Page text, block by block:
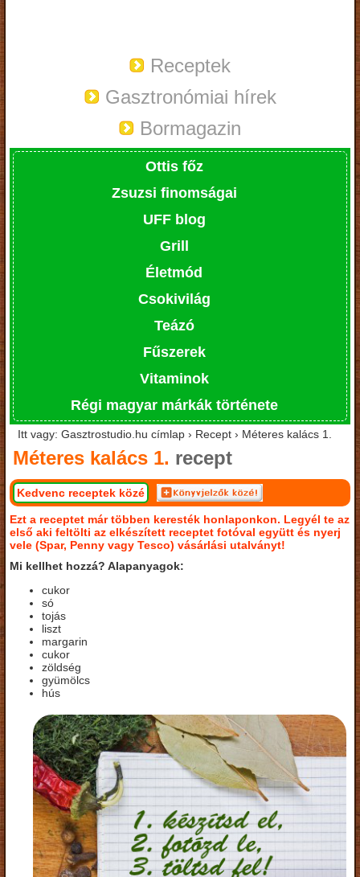
Receptek
Gasztronómiai hírek
Bormagazin
Ottis főz
Zsuzsi finomságai
UFF blog
Grill
Életmód
Csokivilág
Teázó
Fűszerek
Vitaminok
Régi magyar márkák története
Itt vagy: Gasztrostudio.hu címlap › Recept › Méteres kalács 1.
Méteres kalács 1. recept
Kedvenc receptek közé
Ezt a receptet már többen keresték honlaponkon. Legyél te az
első aki feltölti az elkészített receptet fotóval együtt és nyerj
vele (Spar, Penny vagy Tesco) vásárlási utalványt!
Mi kellhet hozzá? Alapanyagok:
cukor
só
tojás
liszt
margarin
cukor
zöldség
gyümölcs
hús